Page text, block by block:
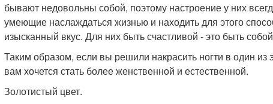
бывают недовольны собой, поэтому настроение у них
умеющие наслаждаться жизнью и находить для этого
изысканный вкус. Для них быть счастливой - это быть
Таким образом, если вы решили накрасить ногти в один из
вам хочется стать более женственной и естественной.
Золотистый цвет.